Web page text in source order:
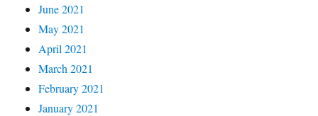
June 2021
May 2021
April 2021
March 2021
February 2021
January 2021